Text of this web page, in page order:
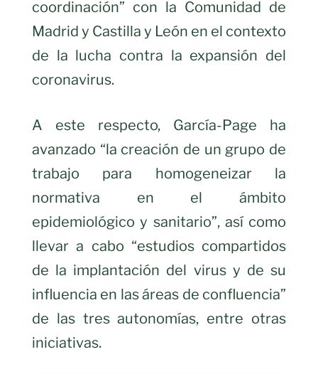
coordinación” con la Comunidad de
Madrid y Castilla y León en el contexto
de la lucha contra la expansión del
coronavirus.
A este respecto, García-Page ha
avanzado “la creación de un grupo de
trabajo para homogeneizar la
normativa en el ámbito
epidemiológico y sanitario”, así como
llevar a cabo “estudios compartidos
de la implantación del virus y de su
influencia en las áreas de confluencia”
de las tres autonomías, entre otras
iniciativas.